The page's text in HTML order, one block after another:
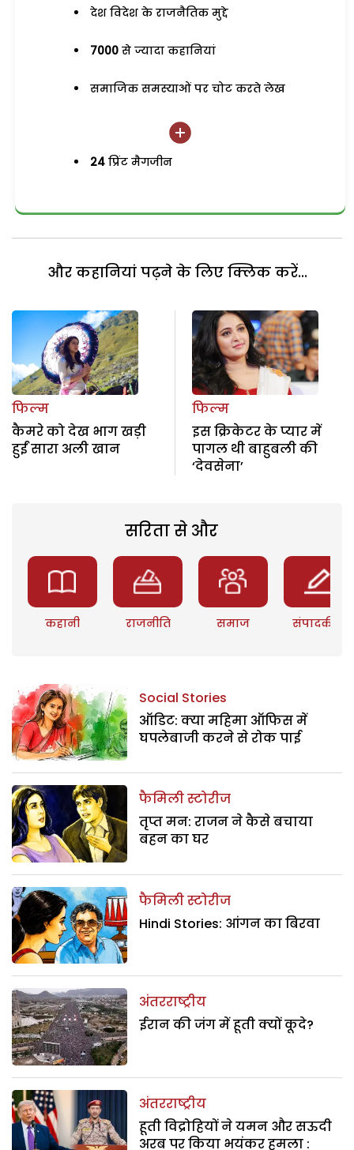
देश विदेश के राजनैतिक मुद्दे
7000 से ज्यादा कहानियां
समाजिक समस्याओं पर चोट करते लेख
24 प्रिंट मैगजीन
और कहानियां पढ़ने के लिए क्लिक करें...
फिल्म
कैमरे को देख भाग खड़ी
हुईं सारा अली खान
फिल्म
इस क्रिकेटर के प्यार में
पागल थी बाहुबली की
‘देवसेना’
सरिता से और
कहानी राजनीति समाज संपादकीय
Social Stories
ऑडिट: क्या महिमा ऑफिस में
घपलेबाजी करने से रोक पाई
फैमिली स्टोरीज
तृप्त मन: राजन ने कैसे बचाया
बहन का घर
फैमिली स्टोरीज
Hindi Stories: आंगन का बिरवा
अंतरराष्ट्रीय
ईरान की जंग में हूती क्यों कूदे?
अंतरराष्ट्रीय
हूती विद्रोहियों ने यमन और सऊदी
अरब पर किया भयंकर हमला :